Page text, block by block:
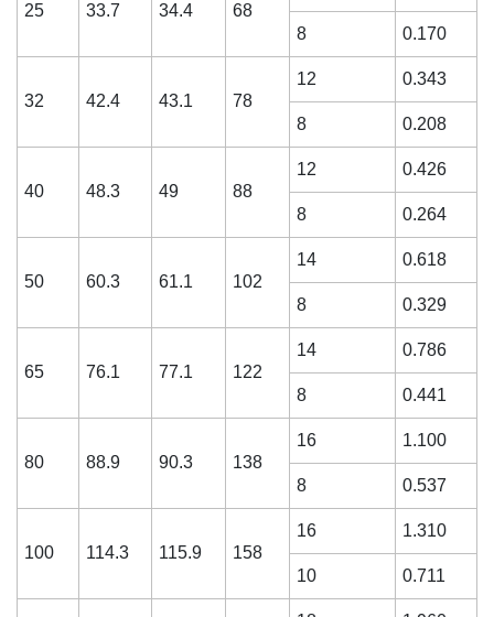
25 33.7 34.4 68
8 0.170
32 42.4 43.1 78
12 0.343
8 0.208
40 48.3 49 88
12 0.426
8 0.264
50 60.3 61.1 102
14 0.618
8 0.329
65 76.1 77.1 122
14 0.786
8 0.441
80 88.9 90.3 138
16 1.100
8 0.537
100 114.3 115.9 158
16 1.310
10 0.711